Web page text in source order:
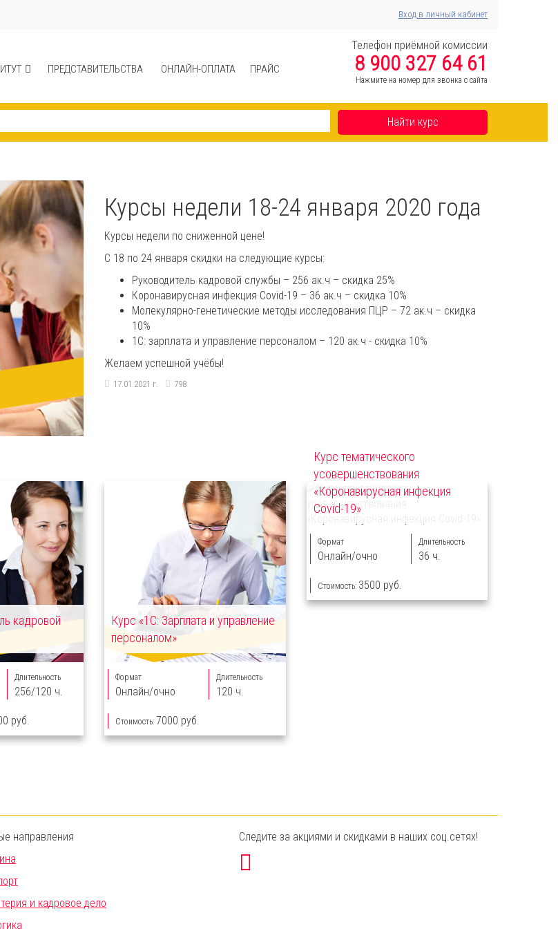
Вход в личный кабинет
ПРЕДСТАВИТЕЛЬСТВА ОНЛАЙН-ОПЛАТА ПРАЙС
Телефон приёмной комиссии
8 900 327 64 61
Нажмите на номер для звонка с сайта
Найти курс
Курсы недели 18-24 января 2020 года
Курсы недели по сниженной цене!
С 18 по 24 января скидки на следующие курсы:
Руководитель кадровой службы – 256 ак.ч – скидка 25%
Коронавирусная инфекция Covid-19 – 36 ак.ч – скидка 10%
Молекулярно-генетические методы исследования ПЦР – 72 ак.ч – скидка
10%
1С: зарплата и управление персоналом – 120 ак.ч - скидка 10%
Желаем успешной учёбы!
17.01.2021 г. 798
кадровой
Длительность
256/120 ч.
руб.
Курс «1С: Зарплата и управление
персоналом»
Формат
Онлайн/очно
Длительность
120 ч.
Стоимость: 7000 руб.
Курс тематического
усовершенствования
«Коронавирусная инфекция
Covid-19»
Формат
Онлайн/очно
Длительность
36 ч.
Стоимость: 3500 руб.
направления
и кадровое дело
Следите за акциями и скидками в наших соц.сетях!